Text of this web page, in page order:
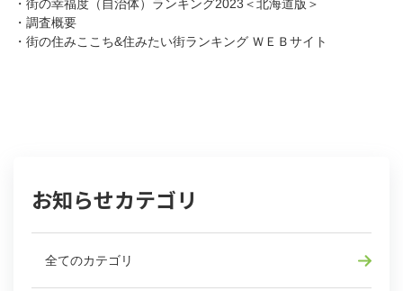
・ 街の幸福度（自治体）ランキング2023＜北海道版＞
・ 調査概要
・ 街の住みここち&住みたい街ランキング ＷＥＢサイト
お知らせカテゴリ
全てのカテゴリ